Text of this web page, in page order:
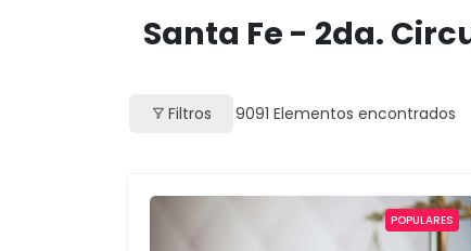
Santa Fe - 2da.
Filtros 9091 Elementos encontrados
POPULARES